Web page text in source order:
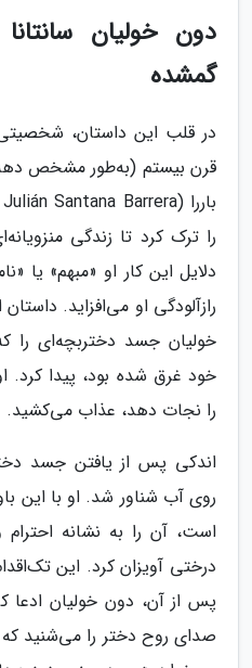
دون خولیان سانتانا
گمشده
در قلب این داستان، شخصیتی
را ترک کرد تا زندگی
دلایل این کار او «مبهم»
رازآلودگی او می‌افزاید.
خولیان جسد دختربچه‌ای را
خود غرق شده بود، پیدا کرد.
را نجات دهد، عذاب می‌کشید.
اندکی پس از یافتن جسد
روی آب شناور شد. او با این
است، آن را به نشانه احترام
درختی آویزان کرد. این
پس از آن، دون خولیان
صدای روح دختر را می‌شنید